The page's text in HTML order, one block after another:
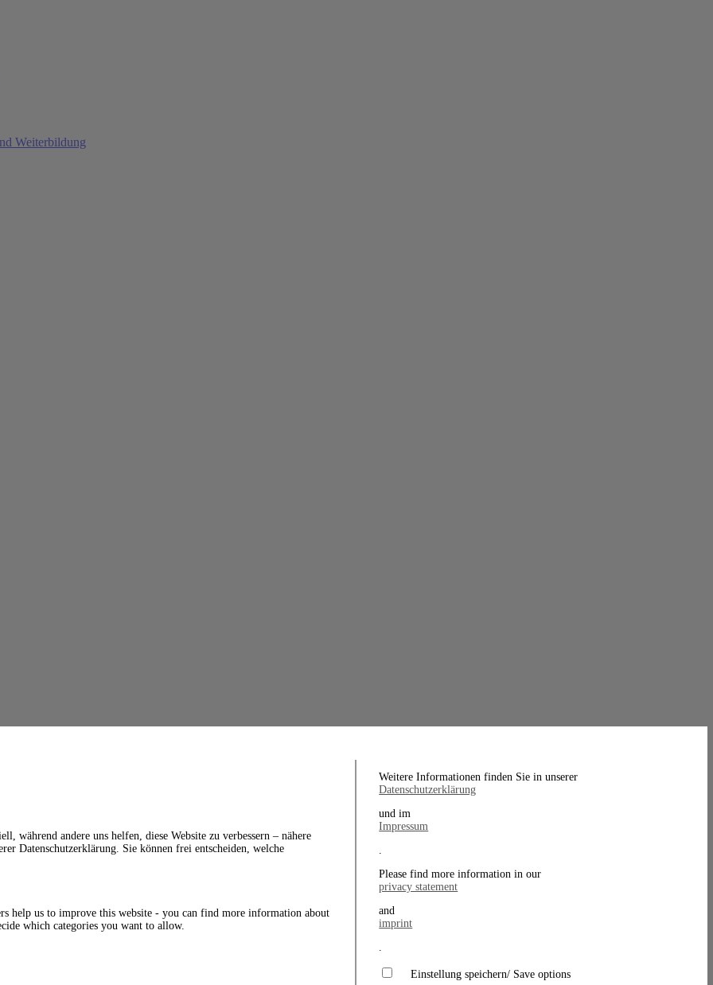
Weiterbildung
während andere uns helfen, diese Website zu verbessern – nähere
Datenschutzerklärung. Sie können frei entscheiden, welche
help us to improve this website - you can find more information about
which categories you want to allow.
Weitere Informationen finden Sie in unserer
Datenschutzerklärung
und im
Impressum
.
Please find more information in our
privacy statement
and
imprint
.
Einstellung speichern/ Save options